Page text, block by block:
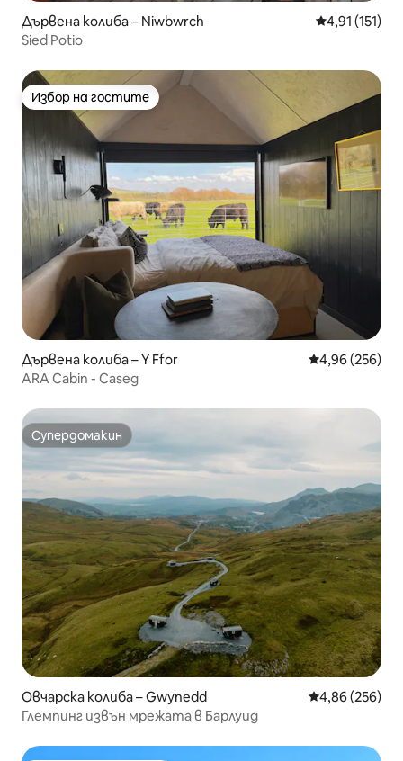
Дървена колиба – Niwbwrch Средна
4,91 (151)
Sied Potio
Избор на гостите
Избор на гостите
Дървена колиба – Y Ffor Средна
4,96 (256)
ARA Cabin - Caseg
Супердомакин
Супердомакин
Овчарска колиба – Gwynedd Средна
4,86 (256)
Глемпинг извън мрежата в Барлуид